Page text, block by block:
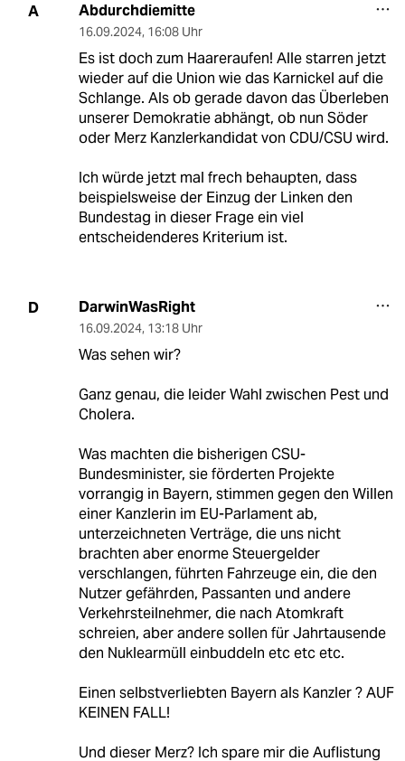
A Abdurchdiemitte
16.09.2024, 16:08 Uhr
Es ist doch zum Haareraufen! Alle starren jetzt
wieder auf die Union wie das Karnickel auf die
Schlange. Als ob gerade davon das Überleben
unserer Demokratie abhängt, ob nun Söder
oder Merz Kanzlerkandidat von CDU/CSU wird.
Ich würde jetzt mal frech behaupten, dass
beispielsweise der Einzug der Linken den
Bundestag in dieser Frage ein viel
entscheidenderes Kriterium ist.
D DarwinWasRight
16.09.2024, 13:18 Uhr
Was sehen wir?
Ganz genau, die leider Wahl zwischen Pest und
Cholera.
Was machten die bisherigen CSU-
Bundesminister, sie förderten Projekte
vorrangig in Bayern, stimmen gegen den Willen
einer Kanzlerin im EU-Parlament ab,
unterzeichneten Verträge, die uns nicht
brachten aber enorme Steuergelder
verschlangen, führten Fahrzeuge ein, die den
Nutzer gefährden, Passanten und andere
Verkehrsteilnehmer, die nach Atomkraft
schreien, aber andere sollen für Jahrtausende
den Nuklearmüll einbuddeln etc etc etc.
Einen selbstverliebten Bayern als Kanzler ? AUF
KEINEN FALL!
Und dieser Merz? Ich spare mir die Auflistung